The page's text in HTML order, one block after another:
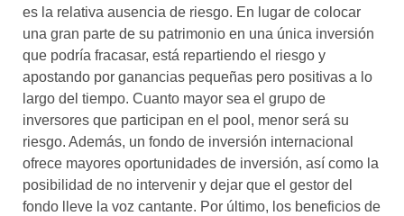
es la relativa ausencia de riesgo. En lugar de colocar
una gran parte de su patrimonio en una única inversión
que podría fracasar, está repartiendo el riesgo y
apostando por ganancias pequeñas pero positivas a lo
largo del tiempo. Cuanto mayor sea el grupo de
inversores que participan en el pool, menor será su
riesgo. Además, un fondo de inversión internacional
ofrece mayores oportunidades de inversión, así como la
posibilidad de no intervenir y dejar que el gestor del
fondo lleve la voz cantante. Por último, los beneficios de